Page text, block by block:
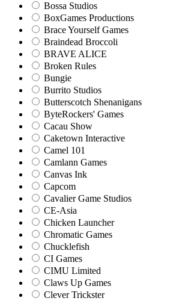
Bossa Studios
BoxGames Productions
Brace Yourself Games
Braindead Broccoli
BRAVE ALICE
Broken Rules
Bungie
Burrito Studios
Butterscotch Shenanigans
ByteRockers' Games
Cacau Show
Caketown Interactive
Camel 101
Camlann Games
Canvas Ink
Capcom
Cavalier Game Studios
CE-Asia
Chicken Launcher
Chromatic Games
Chucklefish
CI Games
CIMU Limited
Claws Up Games
Clever Trickster